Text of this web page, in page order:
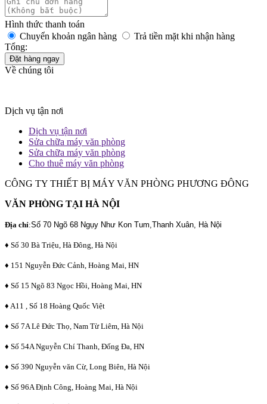
Hình thức thanh toán
Chuyển khoản ngân hàng
Trả tiền mặt khi nhận hàng
Tổng:
Đặt hàng ngay
Về chúng tôi
Dịch vụ tận nơi
Dịch vụ tận nơi
Sửa chữa máy văn phòng
Sửa chữa máy văn phòng
Cho thuê máy văn phòng
CÔNG TY THIẾT BỊ MÁY VĂN PHÒNG PHƯƠNG ĐÔNG
VĂN PHÒNG TẠI HÀ NỘI
Địa chỉ:Số 70 Ngõ 68 Ngụy Như Kon Tum,Thanh Xuân, Hà Nội
♦ Số 30 Bà Triệu, Hà Đông, Hà Nội
♦ 151 Nguyễn Đức Cảnh, Hoàng Mai, HN
♦ Số 15 Ngõ 83 Ngọc Hồi, Hoàng Mai, HN
♦ A11 , Số 18 Hoàng Quốc Việt
♦ Số 7A Lê Đức Thọ, Nam Từ Liêm, Hà Nội
♦ Số 54A Nguyễn Chí Thanh, Đống Đa, HN
♦ Số 390 Nguyễn văn Cừ, Long Biên, Hà Nội
♦ Số 96A Định Công, Hoàng Mai, Hà Nội